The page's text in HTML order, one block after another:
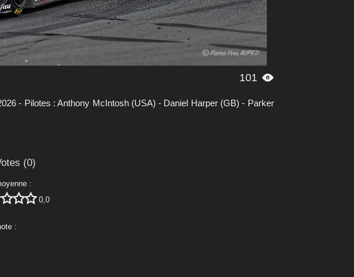
101 
- Pilotes : Anthony McIntosh (USA) - Daniel Harper (GB) - Parker
(0)
:
 0,0
: